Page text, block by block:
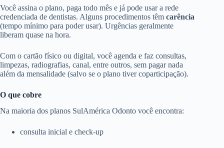
Você assina o plano, paga todo mês e já pode usar a rede
credenciada de dentistas. Alguns procedimentos têm carência
(tempo mínimo para poder usar). Urgências geralmente
liberam quase na hora.
Com o cartão físico ou digital, você agenda e faz consultas,
limpezas, radiografias, canal, entre outros, sem pagar nada
além da mensalidade (salvo se o plano tiver coparticipação).
O que cobre
Na maioria dos planos SulAmérica Odonto você encontra:
consulta inicial e check-up